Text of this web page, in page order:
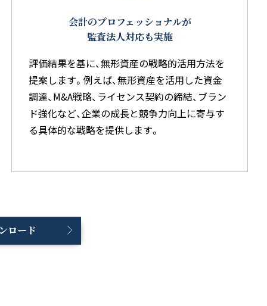
会計のプロフェッショナルが
監査法人対応も実施
評価結果を基に、無形資産の戦略的活用方法を
提案します。例えば、無形資産を活用した資金
調達、M&A戦略、ライセンス契約の締結、ブラン
ド強化など、企業の成長と競争力向上に寄与す
る具体的な戦略を提供します。
ロード